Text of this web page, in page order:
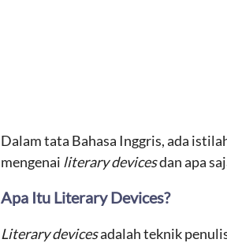
Dalam tata Bahasa Inggris, ada
mengenai literary devicesdan apa
Apa Itu Literary Devices?
Literary devicesadalah teknik